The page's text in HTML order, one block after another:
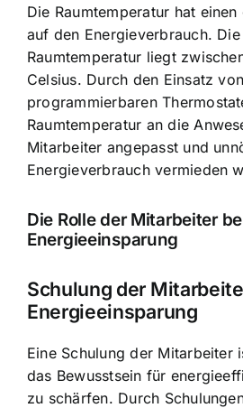
Die Raumtemperatur hat
auf den Energieverbrauch.
Raumtemperatur liegt
Celsius. Durch den Einsatz von
programmierbaren
Raumtemperatur an die
Mitarbeiter angepasst und
Energieverbrauch vermieden
Die Rolle der Mitarbeiter
Energieeinsparung
Schulung der
Energieeinsparung
Eine Schulung der Mitarbeiter
das Bewusstsein für
zu schärfen. Durch